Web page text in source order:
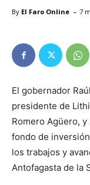
By El Faro Online - 7
El gobernador
presidente de
Romero Agüero,
fondo de
los trabajos y
Antofagasta de la